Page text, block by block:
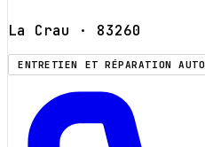
La Crau · 83260
ENTRETIEN ET RÉPARATION AUTO